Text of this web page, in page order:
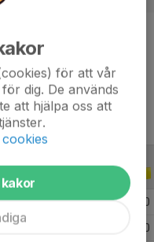
25 2 2 0 0 0
0
för att vår
dig. De används
att hjälpa oss att